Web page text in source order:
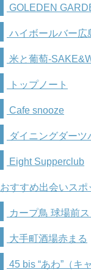
GOLEDEN
ハイボールバー広
米と葡萄-
トップノート
Cafe snooze
ダイニングダー
Eight Supperclub
すすめ出会いスポ
カープ鳥 球場前
大手町酒場赤まる
45 bis “あわ”（キ